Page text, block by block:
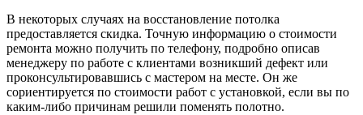
В некоторых случаях на восстановление потолка
предоставляется скидка. Точную информацию о стоимости
ремонта можно получить по телефону, подробно описав
менеджеру по работе с клиентами возникший дефект или
проконсультировавшись с мастером на месте. Он же
сориентируется по стоимости работ с установкой, если вы по
каким-либо причинам решили поменять полотно.